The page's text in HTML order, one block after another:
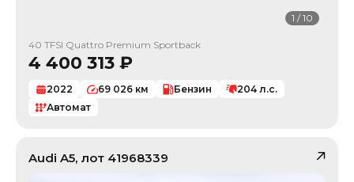
1 /10
40 TFSI Quattro Premium Sportback
4 400 313 ₽
2022 69 026 км Бензин 204 л.с.
Автомат
Audi A5, лот 41968339